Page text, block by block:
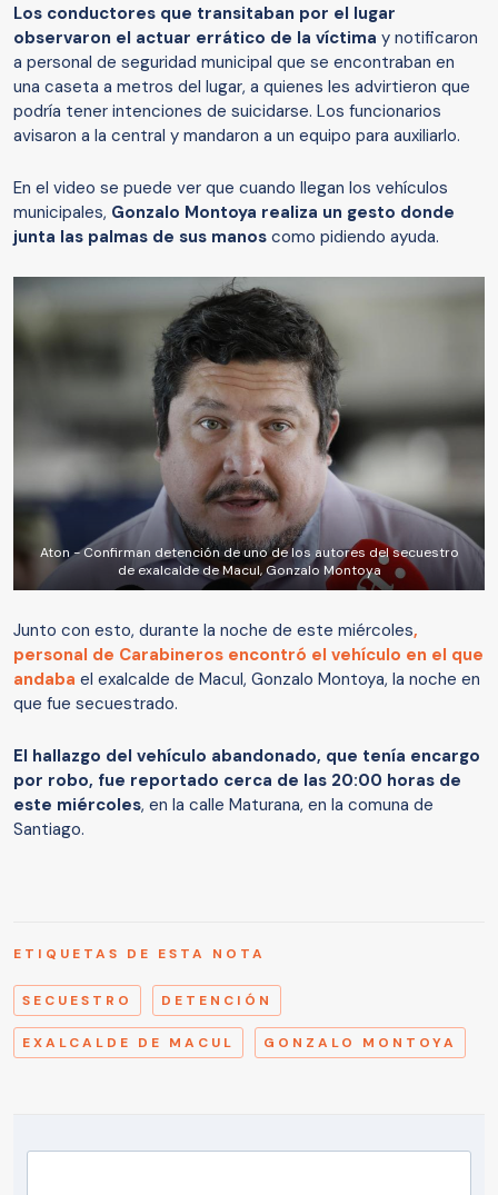
Los conductores que transitaban por el lugar
observaron el actuar errático de la víctima y notificaron
a personal de seguridad municipal que se encontraban en
una caseta a metros del lugar, a quienes les advirtieron que
podría tener intenciones de suicidarse. Los funcionarios
avisaron a la central y mandaron a un equipo para auxiliarlo.
En el video se puede ver que cuando llegan los vehículos
municipales, Gonzalo Montoya realiza un gesto donde
junta las palmas de sus manos como pidiendo ayuda.
Aton - Confirman detención de uno de los autores del secuestro
de exalcalde de Macul, Gonzalo Montoya
Junto con esto, durante la noche de este miércoles,
personal de Carabineros encontró el vehículo en el que
andaba el exalcalde de Macul, Gonzalo Montoya, la noche en
que fue secuestrado.
El hallazgo del vehículo abandonado, que tenía encargo
por robo, fue reportado cerca de las 20:00 horas de
este miércoles, en la calle Maturana, en la comuna de
Santiago.
ETIQUETAS DE ESTA NOTA
SECUESTRO DETENCIÓN
EXALCALDE DE MACUL GONZALO MONTOYA